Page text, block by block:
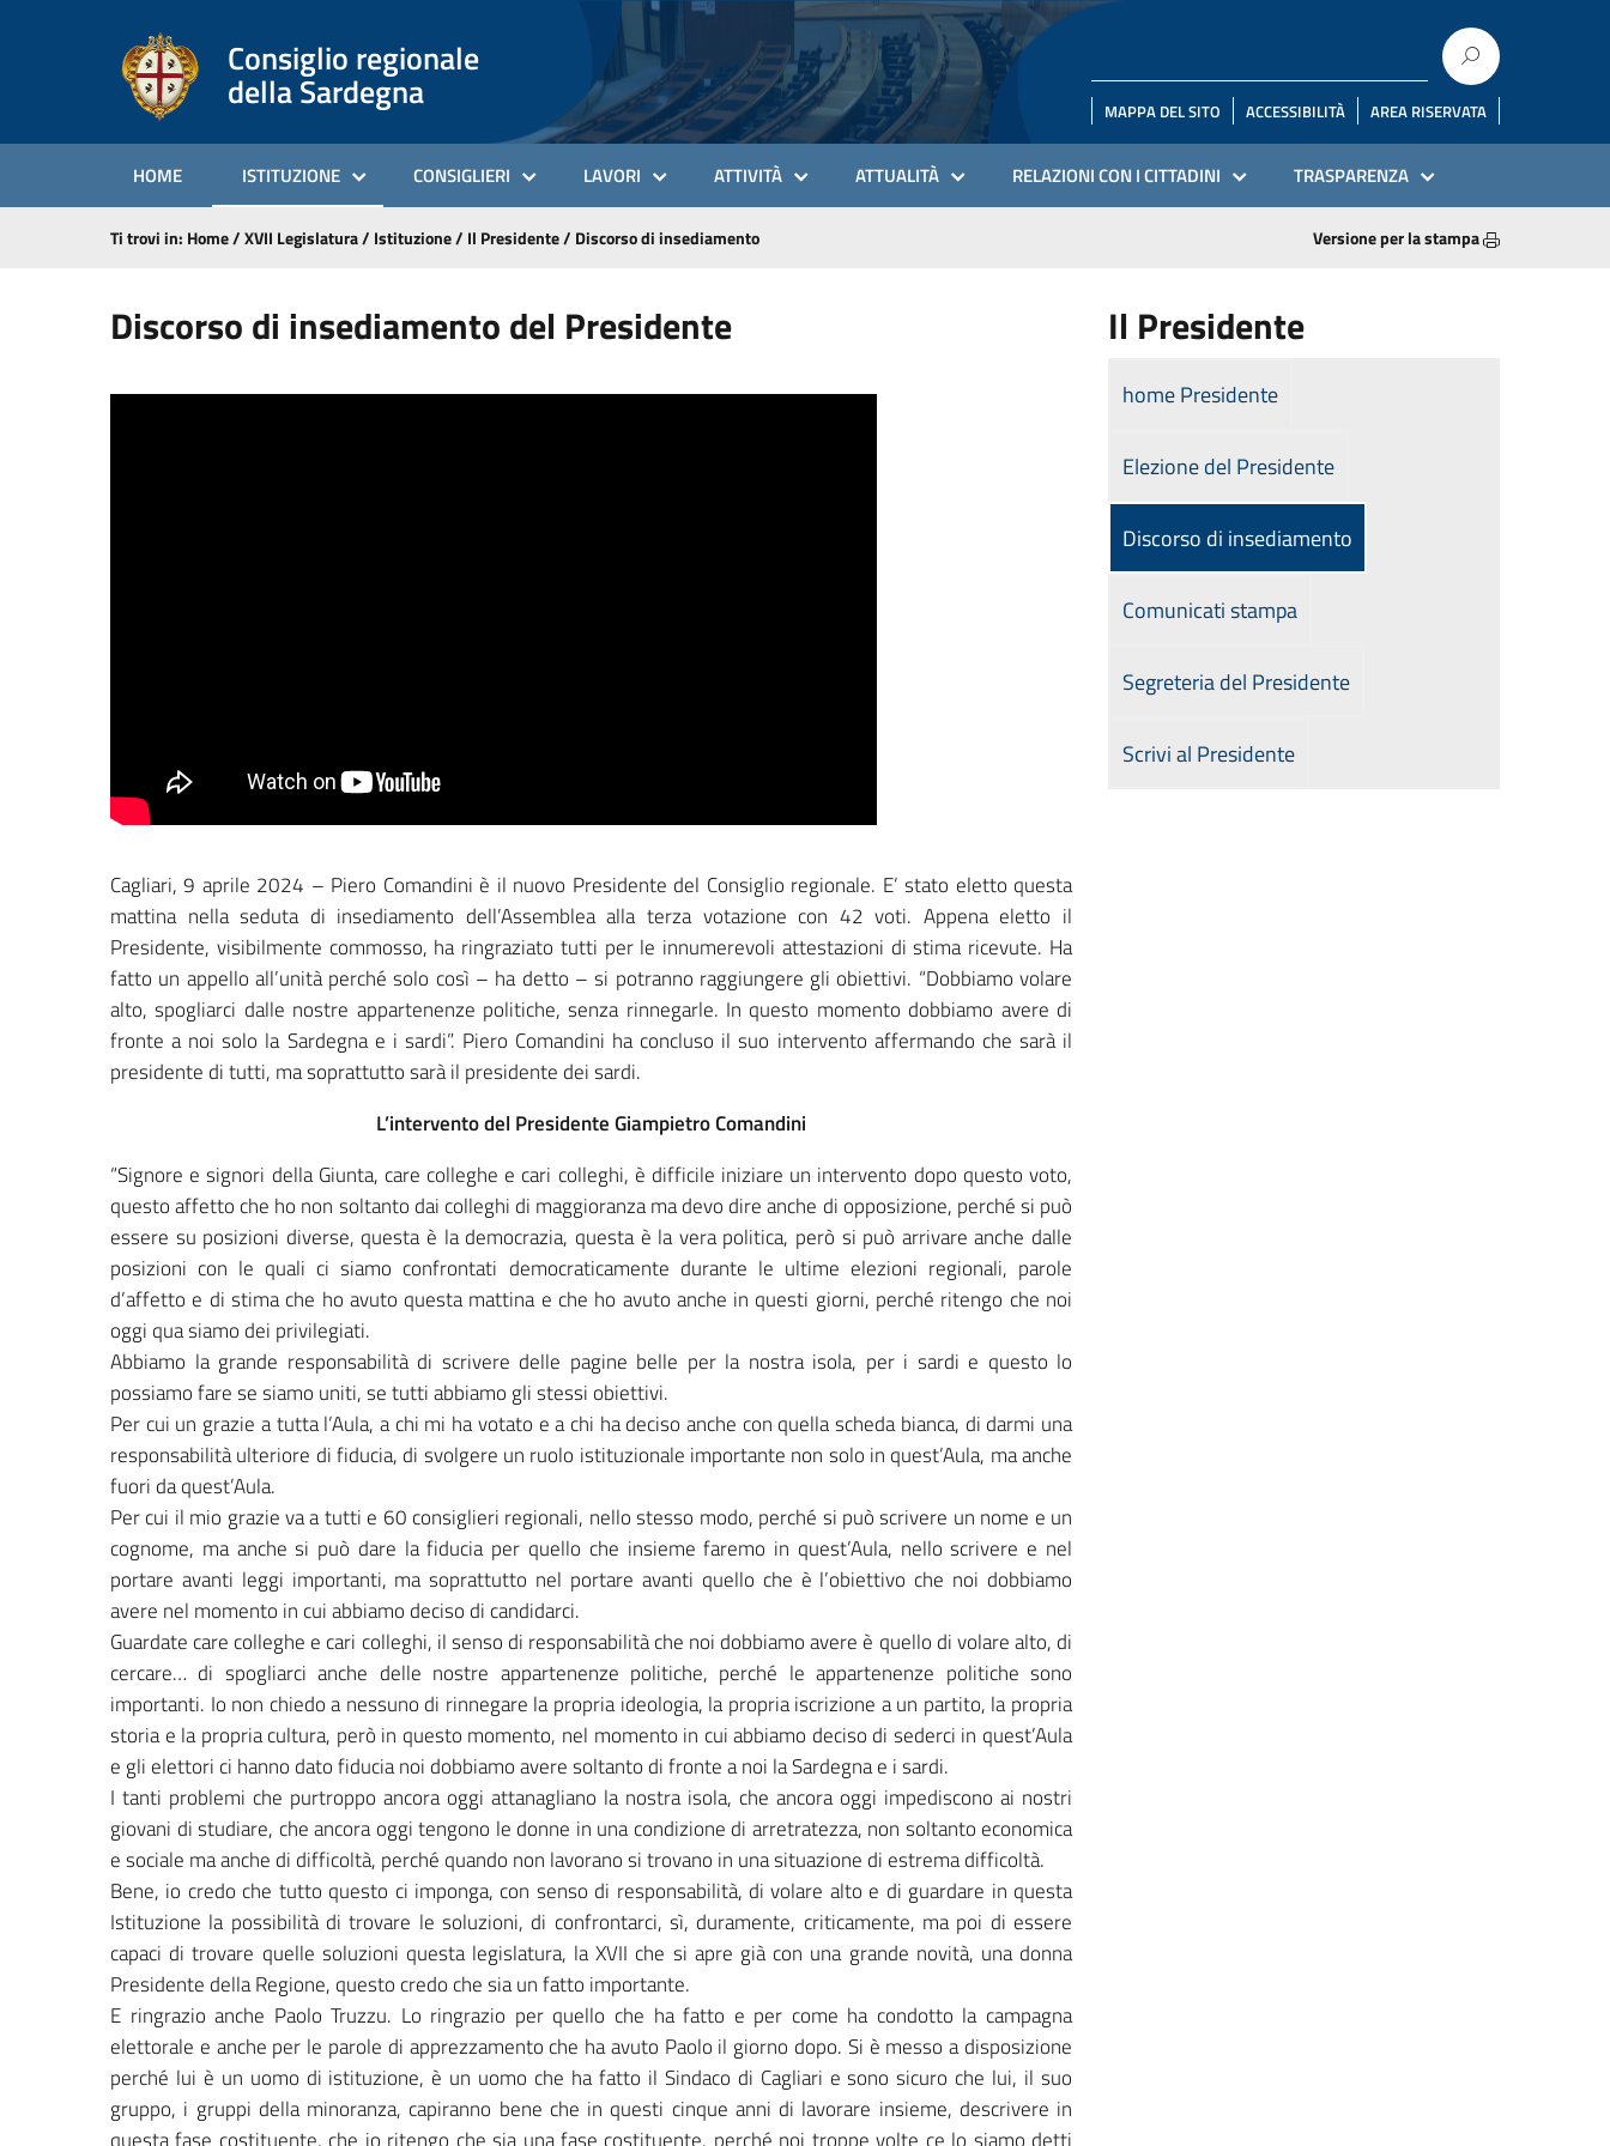
Consiglio regionale
della Sardegna MAPPA DEL SITO ACCESSIBILITÀ AREA RISERVATA
HOME ISTITUZIONE CONSIGLIERI LAVORI ATTIVITÀ ATTUALITÀ RELAZIONI CON I CITTADINI TRASPARENZA
Ti trovi in: Home/XVII Legislatura/ Istituzione/ Il Presidente/ Discorso di insediamento Versione per la stampa
Discorso di insediamento del Presidente
Cagliari, 9 aprile 2024 – Piero Comandini è il nuovo Presidente del Consiglio regionale. E’ stato eletto questa
mattina nella seduta di insediamento dell’Assemblea alla terza votazione con 42 voti. Appena eletto il
Presidente, visibilmente commosso, ha ringraziato tutti per le innumerevoli attestazioni di stima ricevute. Ha
fatto un appello all’unità perché solo così – ha detto – si potranno raggiungere gli obiettivi. “Dobbiamo volare
alto, spogliarci dalle nostre appartenenze politiche, senza rinnegarle. In questo momento dobbiamo avere di
fronte a noi solo la Sardegna e i sardi”. Piero Comandini ha concluso il suo intervento affermando che sarà il
presidente di tutti, ma soprattutto sarà il presidente dei sardi.
L’intervento del Presidente Giampietro Comandini
“Signore e signori della Giunta, care colleghe e cari colleghi, è difficile iniziare un intervento dopo questo voto,
questo affetto che ho non soltanto dai colleghi di maggioranza ma devo dire anche di opposizione, perché si può
essere su posizioni diverse, questa è la democrazia, questa è la vera politica, però si può arrivare anche dalle
posizioni con le quali ci siamo confrontati democraticamente durante le ultime elezioni regionali, parole
d’affetto e di stima che ho avuto questa mattina e che ho avuto anche in questi giorni, perché ritengo che noi
oggi qua siamo dei privilegiati.
Abbiamo la grande responsabilità di scrivere delle pagine belle per la nostra isola, per i sardi e questo lo
possiamo fare se siamo uniti, se tutti abbiamo gli stessi obiettivi.
Per cui un grazie a tutta l’Aula, a chi mi ha votato e a chi ha deciso anche con quella scheda bianca, di darmi una
responsabilità ulteriore di fiducia, di svolgere un ruolo istituzionale importante non solo in quest’Aula, ma anche
fuori da quest’Aula.
Per cui il mio grazie va a tutti e 60 consiglieri regionali, nello stesso modo, perché si può scrivere un nome e un
cognome, ma anche si può dare la fiducia per quello che insieme faremo in quest’Aula, nello scrivere e nel
portare avanti leggi importanti, ma soprattutto nel portare avanti quello che è l’obiettivo che noi dobbiamo
avere nel momento in cui abbiamo deciso di candidarci.
Guardate care colleghe e cari colleghi, il senso di responsabilità che noi dobbiamo avere è quello di volare alto, di
cercare… di spogliarci anche delle nostre appartenenze politiche, perché le appartenenze politiche sono
importanti. Io non chiedo a nessuno di rinnegare la propria ideologia, la propria iscrizione a un partito, la propria
storia e la propria cultura, però in questo momento, nel momento in cui abbiamo deciso di sederci in quest’Aula
e gli elettori ci hanno dato fiducia noi dobbiamo avere soltanto di fronte a noi la Sardegna e i sardi.
I tanti problemi che purtroppo ancora oggi attanagliano la nostra isola, che ancora oggi impediscono ai nostri
giovani di studiare, che ancora oggi tengono le donne in una condizione di arretratezza, non soltanto economica
e sociale ma anche di difficoltà, perché quando non lavorano si trovano in una situazione di estrema difficoltà.
Bene, io credo che tutto questo ci imponga, con senso di responsabilità, di volare alto e di guardare in questa
Istituzione la possibilità di trovare le soluzioni, di confrontarci, sì, duramente, criticamente, ma poi di essere
capaci di trovare quelle soluzioni questa legislatura, la XVII che si apre già con una grande novità, una donna
Presidente della Regione, questo credo che sia un fatto importante.
E ringrazio anche Paolo Truzzu. Lo ringrazio per quello che ha fatto e per come ha condotto la campagna
elettorale e anche per le parole di apprezzamento che ha avuto Paolo il giorno dopo. Si è messo a disposizione
perché lui è un uomo di istituzione, è un uomo che ha fatto il Sindaco di Cagliari e sono sicuro che lui, il suo
gruppo, i gruppi della minoranza, capiranno bene che in questi cinque anni di lavorare insieme, descrivere in
Il Presidente
home Presidente
Elezione del Presidente
Discorso di insediamento
Comunicati stampa
Segreteria del Presidente
Scrivi al Presidente